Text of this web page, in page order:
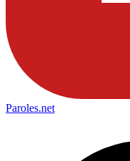
Paroles.net